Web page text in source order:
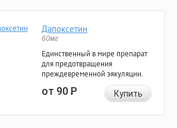
Дапоксетин
60мг
Единственный в мире препарат
для предотвращения
преждевременной эякуляции.
от 90Р Купить